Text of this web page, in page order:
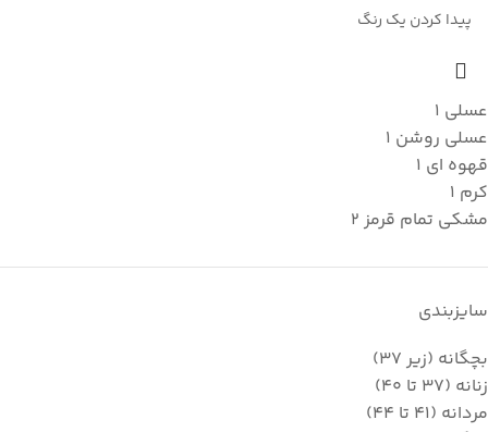
عسلی 1
عسلی روشن 1
قهوه ای 1
کرم 1
مشکی تمام قرمز 2
سایزبندی
بچگانه (زیر 37)
زنانه (37 تا 40)
مردانه (41 تا 44)